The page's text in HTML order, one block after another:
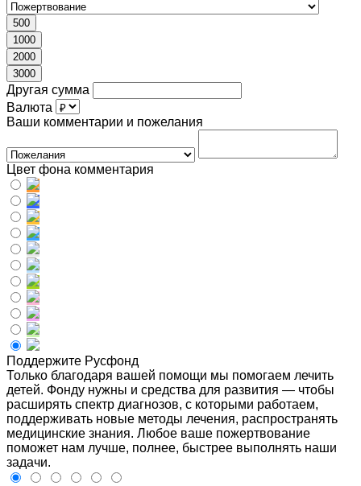
500
1000
2000
3000
Другая сумма
Валюта
Ваши комментарии и пожелания
Цвет фона комментария
Поддержите Русфонд
Только благодаря вашей помощи мы помогаем лечить
детей. Фонду нужны и средства для развития — чтобы
расширять спектр диагнозов, с которыми работаем,
поддерживать новые методы лечения, распространять
медицинские знания. Любое ваше пожертвование
поможет нам лучше, полнее, быстрее выполнять наши
задачи.